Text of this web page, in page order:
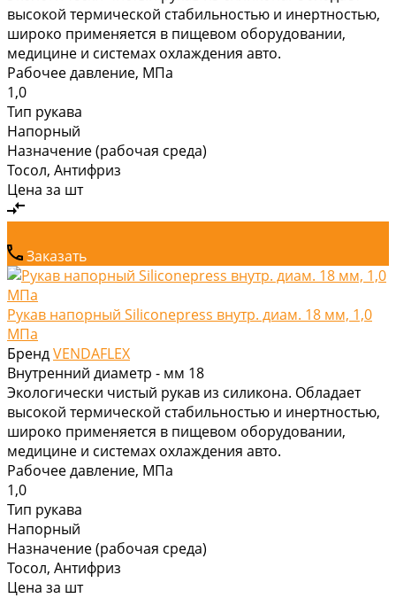
высокой термической стабильностью и инертностью,
широко применяется в пищевом оборудовании,
медицине и системах охлаждения авто.
Рабочее давление, МПа
1,0
Тип рукава
Напорный
Назначение (рабочая среда)
Тосол, Антифриз
Цена за шт
Заказать
Рукав напорный Siliconepress внутр. диам. 18 мм, 1,0
МПа
БрендVENDAFLEX
Внутренний диаметр - мм 18
Экологически чистый рукав из силикона. Обладает
высокой термической стабильностью и инертностью,
широко применяется в пищевом оборудовании,
медицине и системах охлаждения авто.
Рабочее давление, МПа
1,0
Тип рукава
Напорный
Назначение (рабочая среда)
Тосол, Антифриз
Цена за шт